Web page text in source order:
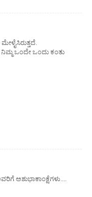
ಒಂದೇ ಒಂದು ಕಂತು
ಅಶುಭಾಕಾಂಕ್ಷೆಗಳು....